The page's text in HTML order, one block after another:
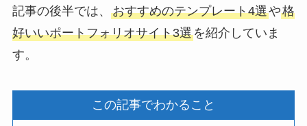
記事の後半では、 おすすめのテンプレート4選や格
好いいポートフォリオサイト3選を紹介していま
す。
この記事でわかること